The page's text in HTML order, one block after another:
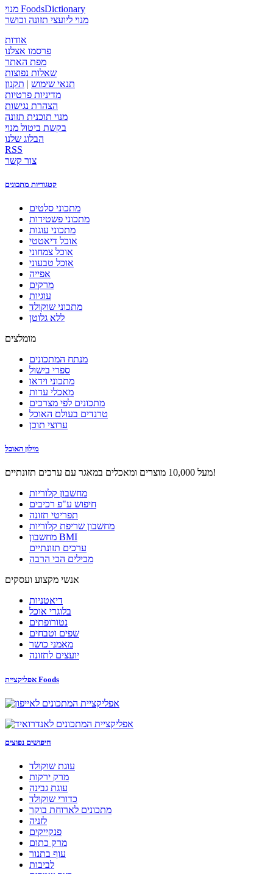
מנוי FoodsDictionary
מנוי ליועצי תזונה וכושר
אודות
פרסמו אצלנו
מפת האתר
שאלות נפוצות
תנאי שימוש | תקנון
מדיניות פרטיות
הצהרת נגישות
מנוי תוכנית תזונה
בקשת ביטול מנוי
הבלוג שלנו
RSS
צור קשר
קטגוריות מתכונים
מתכוני סלטים
מתכוני פשטידות
מתכוני עוגות
אוכל דיאטטי
אוכל צמחוני
אוכל טבעוני
אפייה
מרקים
עוגיות
מתכוני שוקולד
ללא גלוטן
מומלצים
מנתח המתכונים
ספרי בישול
מתכוני וידאו
מאכלי עדות
מתכונים לפי מצרכים
טרנדים בעולם האוכל
ערוצי תוכן
מילון האוכל
מעל 10,000 מוצרים ומאכלים במאגר עם ערכים תזונתיים!
מחשבון קלוריות
חיפוש ע"פ רכיבים
תפריטי תזונה
מחשבון שריפת קלוריות
מחשבון BMI
ערכים תזונתיים
מכילים הכי הרבה
אנשי מקצוע ועסקים
דיאטניות
בלוגרי אוכל
נטורופתים
שפים וטבחים
מאמני כושר
יועצים לתזונה
אפליקציית Foods
חיפושים נפוצים
עוגת שוקולד
מרק ירקות
עוגת גבינה
כדורי שוקולד
מתכונים לארוחת בוקר
לזניה
פנקייקים
מרק כתום
עוף בתנור
לביבות